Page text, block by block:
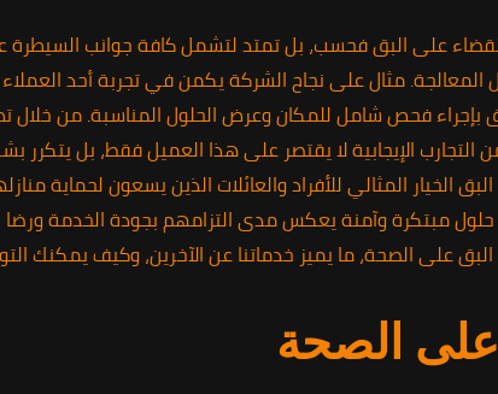
على البق فحسب، بل تمتد لتشمل كافة جوانب
المعالجة. مثال على نجاح الشركة يكمن في تجربة أحد
بإجراء فحص شامل للمكان وعرض الحلول المناسبة. من
التجارب الإيجابية لا يقتصر على هذا العميل فقط، بل يتكرر
الخيار المثالي للأفراد والعائلات الذين يسعون لحماية
مبتكرة وآمنة يعكس مدى التزامهم بجودة الخدمة ورضا
على الصحة، ما يميز خدماتنا عن الآخرين، وكيف يمكنك
على الصحة